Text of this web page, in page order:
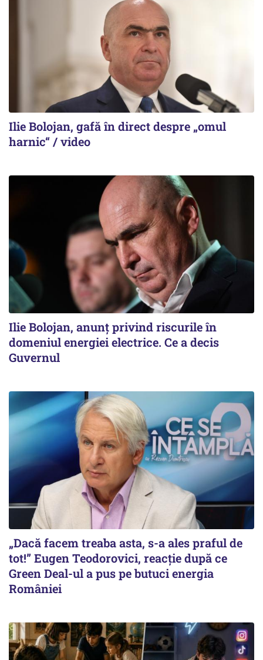
Ilie Bolojan, gafă în direct despre „omul
harnic“ / video
Ilie Bolojan, anunț privind riscurile în
domeniul energiei electrice. Ce a decis
Guvernul
„Dacă facem treaba asta, s-a ales praful de
tot!” Eugen Teodorovici, reacție după ce
Green Deal-ul a pus pe butuci energia
României